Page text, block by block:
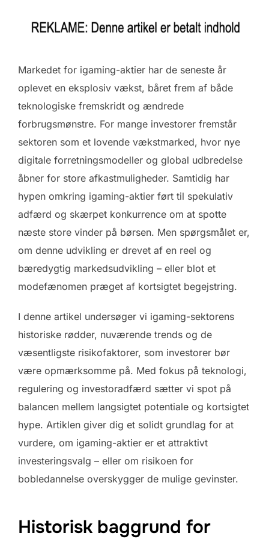
Markedet for igaming-aktier har de seneste år
oplevet en eksplosiv vækst, båret frem af både
teknologiske fremskridt og ændrede
forbrugsmønstre. For mange investorer fremstår
sektoren som et lovende vækstmarked, hvor nye
digitale forretningsmodeller og global udbredelse
åbner for store afkastmuligheder. Samtidig har
hypen omkring igaming-aktier ført til spekulativ
adfærd og skærpet konkurrence om at spotte
næste store vinder på børsen. Men spørgsmålet er,
om denne udvikling er drevet af en reel og
bæredygtig markedsudvikling – eller blot et
modefænomen præget af kortsigtet begejstring.
I denne artikel undersøger vi igaming-sektorens
historiske rødder, nuværende trends og de
væsentligste risikofaktorer, som investorer bør
være opmærksomme på. Med fokus på teknologi,
regulering og investoradfærd sætter vi spot på
balancen mellem langsigtet potentiale og kortsigtet
hype. Artiklen giver dig et solidt grundlag for at
vurdere, om igaming-aktier er et attraktivt
investeringsvalg – eller om risikoen for
bobledannelse overskygger de mulige gevinster.
Historisk baggrund for